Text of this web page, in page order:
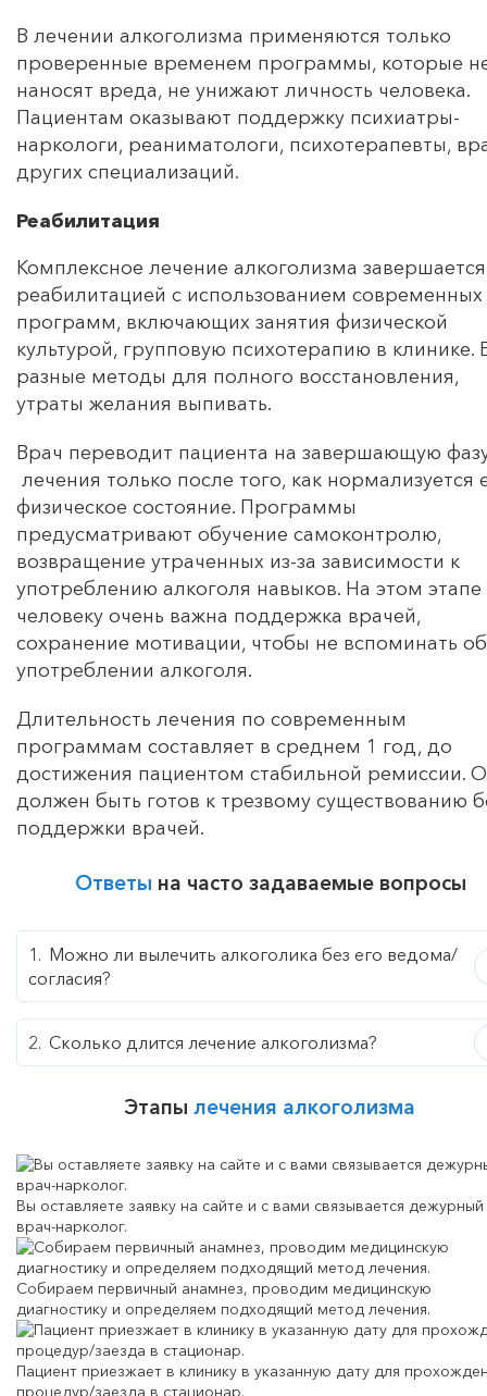
В лечении алкоголизма применяются только
проверенные временем программы, которые
наносят вреда, не унижают личность человека.
Пациентам оказывают поддержку психиатры-
наркологи, реаниматологи, психотерапевты,
других специализаций.
Реабилитация
Комплексное лечение алкоголизма завершается
реабилитацией с использованием современных
программ, включающих занятия физической
культурой, групповую психотерапию в клинике.
разные методы для полного восстановления,
утраты желания выпивать.
Врач переводит пациента на завершающую
лечения только после того, как нормализуется
физическое состояние. Программы
предусматривают обучение самоконтролю,
возвращение утраченных из-за зависимости к
употреблению алкоголя навыков. На этом этапе
человеку очень важна поддержка врачей,
сохранение мотивации, чтобы не вспоминать об
употреблении алкоголя.
Длительность лечения по современным
программам составляет в среднем 1 год, до
достижения пациентом стабильной ремиссии.
должен быть готов к трезвому существованию
поддержки врачей.
Ответы на часто задаваемые вопросы
Можно ли вылечить алкоголика без его ведома/
согласия?
Сколько длится лечение алкоголизма?
Этапы лечения алкоголизма
Вы оставляете заявку на сайте и с вами связывается дежурный
врач-нарколог.
Собираем первичный анамнез, проводим медицинскую
диагностику и определяем подходящий метод лечения.
Пациент приезжает в клинику в указанную дату для
процедур/заезда в стационар.